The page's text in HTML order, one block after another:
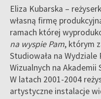
Eliza Kubarska –
własną firmę
ramach której
na wyspie Pam, którym
Studiowała na Wydziale
Wizualnych na Akademii
W latach 2001-2004
artystyczne instalacje